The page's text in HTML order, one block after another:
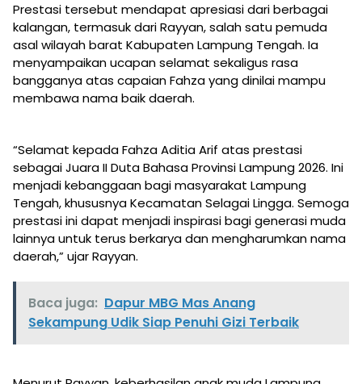
Prestasi tersebut mendapat apresiasi dari berbagai
kalangan, termasuk dari Rayyan, salah satu pemuda
asal wilayah barat Kabupaten Lampung Tengah. Ia
menyampaikan ucapan selamat sekaligus rasa
bangganya atas capaian Fahza yang dinilai mampu
membawa nama baik daerah.
“Selamat kepada Fahza Aditia Arif atas prestasi
sebagai Juara II Duta Bahasa Provinsi Lampung 2026. Ini
menjadi kebanggaan bagi masyarakat Lampung
Tengah, khususnya Kecamatan Selagai Lingga. Semoga
prestasi ini dapat menjadi inspirasi bagi generasi muda
lainnya untuk terus berkarya dan mengharumkan nama
daerah,” ujar Rayyan.
Baca juga: Dapur MBG Mas Anang
Sekampung Udik Siap Penuhi Gizi Terbaik